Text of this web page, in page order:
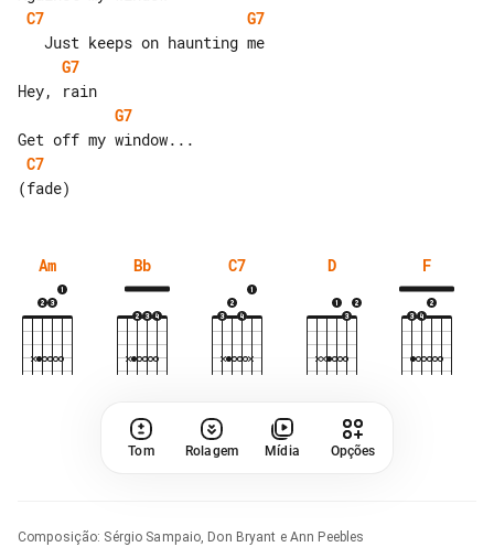
C7
G7
G7
G7
C7
Am Bb C7 D F
Tom Rolagem Mídia Opções
Composição: Sérgio Sampaio, Don Bryant e Ann Peebles